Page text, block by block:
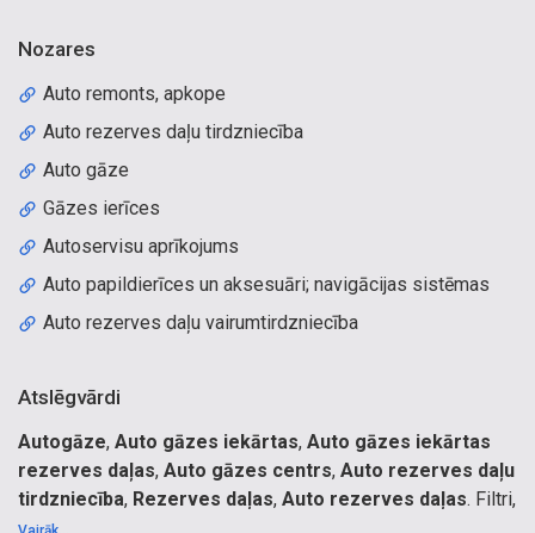
Nozares
Auto remonts, apkope
Auto rezerves daļu tirdzniecība
Auto gāze
Gāzes ierīces
Autoservisu aprīkojums
Auto papildierīces un aksesuāri; navigācijas sistēmas
Auto rezerves daļu vairumtirdzniecība
Atslēgvārdi
Autogāze, Auto gāzes iekārtas, Auto gāzes iekārtas
rezerves daļas, Auto gāzes centrs, Auto rezerves daļu
tirdzniecība, Rezerves daļas, Auto rezerves daļas. Filtri,
reduktors, reduktori, sprauslu bloks, sprauslas, Iekārtas,